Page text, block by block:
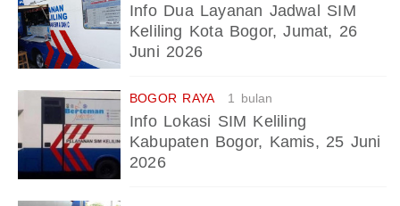
Info Dua Layanan Jadwal SIM
Keliling Kota Bogor, Jumat, 26
Juni 2026
BOGOR RAYA 1 bulan
Info Lokasi SIM Keliling
Kabupaten Bogor, Kamis, 25 Juni
2026